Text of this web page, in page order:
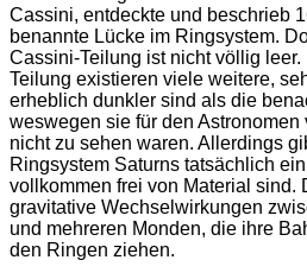
Cassini, entdeckte und beschrieb
benannte Lücke im Ringsystem.
Cassini-Teilung ist nicht völlig
Teilung existieren viele weitere,
erheblich dunkler sind als die
weswegen sie für den Astronomen
nicht zu sehen waren. Allerdings
Ringsystem Saturns tatsächlich
vollkommen frei von Material sind.
gravitative Wechselwirkungen
und mehreren Monden, die ihre
den Ringen ziehen.